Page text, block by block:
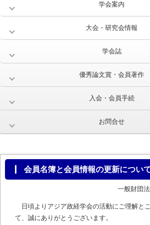
学会案内
大会・研究会情報
学会誌
優秀論文賞・会員著作
入会・会員手続
お問合せ
会員名簿と会員情報の更新につい
一般財団
日頃よりアジア政経学会の活動にご理解と
て、誠にありがとうございます。